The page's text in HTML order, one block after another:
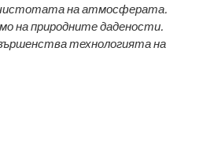
на атмосферата.
на природните дадености.
технологията на